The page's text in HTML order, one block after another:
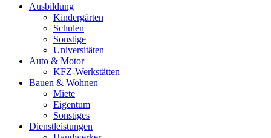
Ausbildung
Kindergärten
Schulen
Sonstige
Universitäten
Auto & Motor
KFZ-Werkstätten
Bauen & Wohnen
Miete
Eigentum
Sonstiges
Dienstleistungen